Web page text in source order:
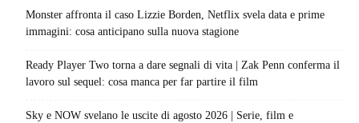
Monster affronta il caso Lizzie Borden, Netflix svela data e prime
immagini: cosa anticipano sulla nuova stagione
Ready Player Two torna a dare segnali di vita | Zak Penn conferma il
lavoro sul sequel: cosa manca per far partire il film
Sky e NOW svelano le uscite di agosto 2026 | Serie, film e